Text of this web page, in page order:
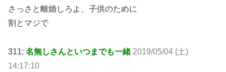
さっさと離婚しろよ、子供のために
割とマジで
311: 名無しさんといつまでも一緒 2019/05/04 (土)
14:17:10